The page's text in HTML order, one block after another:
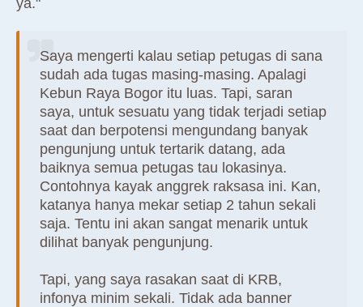
ya."
Saya mengerti kalau setiap petugas di sana
sudah ada tugas masing-masing. Apalagi
Kebun Raya Bogor itu luas. Tapi, saran
saya, untuk sesuatu yang tidak terjadi setiap
saat dan berpotensi mengundang banyak
pengunjung untuk tertarik datang, ada
baiknya semua petugas tau lokasinya.
Contohnya kayak anggrek raksasa ini. Kan,
katanya hanya mekar setiap 2 tahun sekali
saja. Tentu ini akan sangat menarik untuk
dilihat banyak pengunjung.
Tapi, yang saya rasakan saat di KRB,
infonya minim sekali. Tidak ada banner